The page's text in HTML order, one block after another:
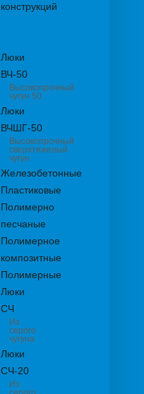
конструкций
Люки
ВЧ-50
Высокопрочный
чугун 50
Люки
ВЧШГ-50
Высокопрочный
сверхтяжелый
чугун
Железобетонные
Пластиковые
Полимерно
песчаные
Полимерное
композитные
Полимерные
Люки
СЧ
Из
серого
чугуна
Люки
СЧ-20
Из